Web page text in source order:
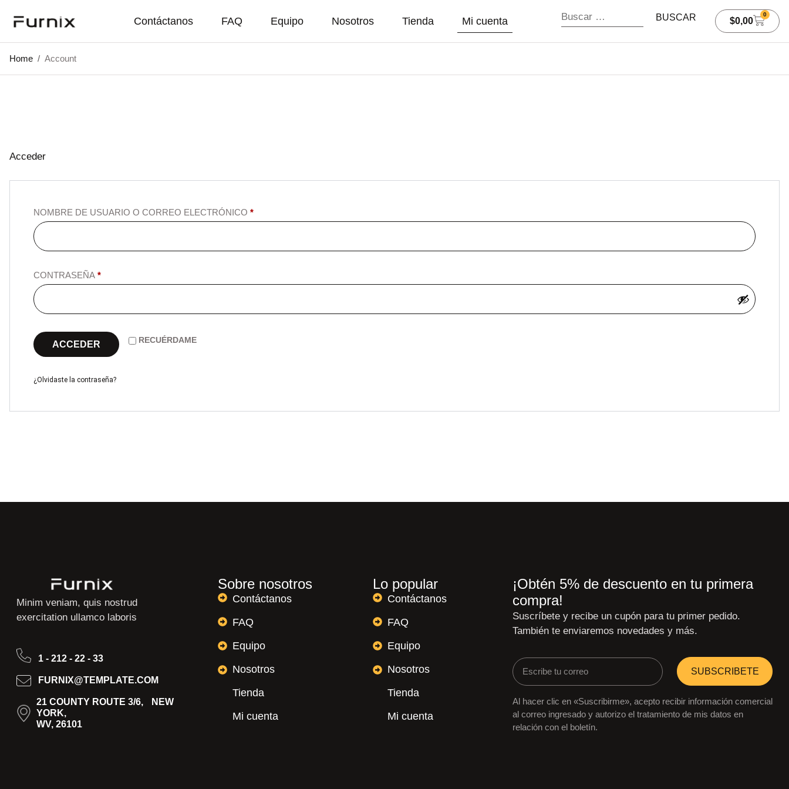
Contáctanos FAQ Equipo Nosotros Tienda Mi cuenta $0,00
0
Home / Account
Acceder
NOMBRE DE USUARIO O CORREO ELECTRÓNICO *
CONTRASEÑA *
RECUÉRDAME
ACCEDER
¿Olvidaste la contraseña?
Minim veniam, quis nostrud
exercitation ullamco laboris
1 - 212 - 22 - 33
FURNIX@TEMPLATE.COM
21 COUNTY ROUTE 3/6, NEW
YORK,
WV, 26101
Sobre nosotros
Contáctanos
FAQ
Equipo
Nosotros
Tienda
Mi cuenta
Lo popular
Contáctanos
FAQ
Equipo
Nosotros
Tienda
Mi cuenta
¡Obtén 5% de descuento en tu primera
compra!
Suscríbete y recibe un cupón para tu primer pedido.
También te enviaremos novedades y más.
SUBSCRIBETE
Al hacer clic en «Suscribirme», acepto recibir información comercial
al correo ingresado y autorizo el tratamiento de mis datos en
relación con el boletín.